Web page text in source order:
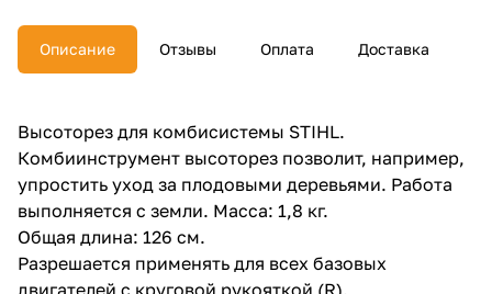
Описание Отзывы Оплата Доставка
Высоторез для комбисистемы STIHL.
Комбиинструмент высоторез позволит, например,
упростить уход за плодовыми деревьями. Работа
выполняется с земли. Масса: 1,8 кг.
Общая длина: 126 см.
Разрешается применять для всех базовых
двигателей с круговой рукояткой (R).
недели